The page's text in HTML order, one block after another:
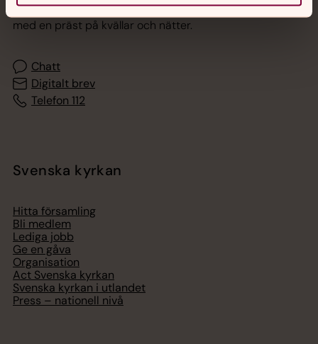
Akut samtals- och krisstöd. Prata eller chatta anonymt
med en präst på kvällar och nätter.
Chatt
Digitalt brev
Telefon 112
Svenska kyrkan
Hitta församling
Bli medlem
Lediga jobb
Ge en gåva
Organisation
Act Svenska kyrkan
Svenska kyrkan i utlandet
Press – nationell nivå